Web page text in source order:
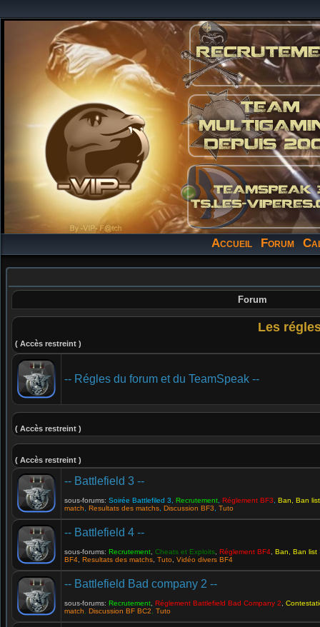
Accueil Forum
Forum
Les
( Accès restreint )
-- Régles du forum et du TeamSpeak --
( Accès restreint )
( Accès restreint )
-- Battlefield 3 --
sous-forums: Soirée Battlefiled 3 Recrutement Réglement BF3
Ban, Ban list
match
Resultats des matchs Discussion BF3 Tuto
-- Battlefield 4 --
sous-forums: Recrutement Cheats et Exploits Réglement BF4 Ban, Ban list
BF4 Resultats des matchs Tuto Vidéo divers BF4
-- Battlefield Bad company 2 --
sous-forums: Recrutement Réglement Battlefield Bad Company 2
match
Discussion BF BC2 Tuto